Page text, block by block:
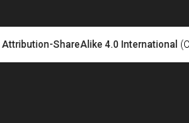
ShareAlike 4.0 International